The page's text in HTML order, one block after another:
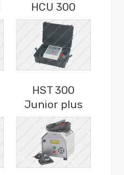
HCU 300
HST 300
Junior plus